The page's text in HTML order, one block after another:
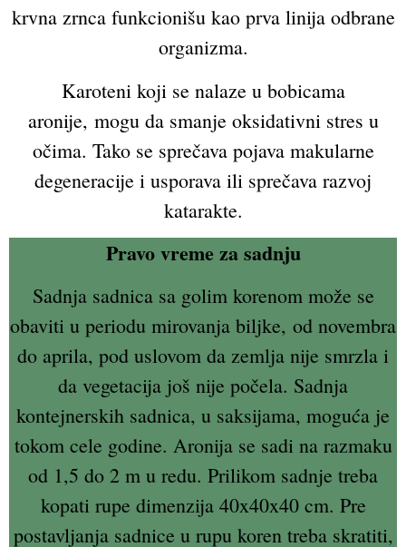
krvna zrnca funkcionišu kao prva linija odbrane
organizma.
Karoteni koji se nalaze u bobicama
aronije, mogu da smanje oksidativni stres u
očima. Tako se sprečava pojava makularne
degeneracije i usporava ili sprečava razvoj
katarakte.
Pravo vreme za sadnju
Sadnja sadnica sa golim korenom može se
obaviti u periodu mirovanja biljke, od novembra
do aprila, pod uslovom da zemlja nije smrzla i
da vegetacija još nije počela. Sadnja
kontejnerskih sadnica, u saksijama, moguća je
tokom cele godine. Aronija se sadi na razmaku
od 1,5 do 2 m u redu. Prilikom sadnje treba
kopati rupe dimenzija 40x40x40 cm. Pre
postavljanja sadnice u rupu koren treba skratiti,